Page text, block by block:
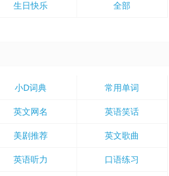
生日快乐 全部
小D词典 常用单词
英文网名 英语笑话
美剧推荐 英文歌曲
英语听力 口语练习